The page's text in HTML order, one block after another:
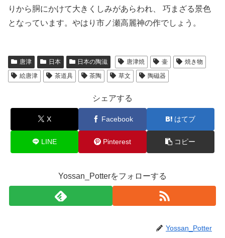
りから胴にかけて大きくしみがあらわれ、 巧まざる景色
となっています。やはり市ノ瀬高麗神の作でしょう。
唐津 日本 日本の陶滋 唐津焼 壷
焼き物
絵唐津
茶道具 茶陶 草文 陶磁器
シェアする
X Facebook はてブ
LINE Pinterest コピー
Yossan_Potterをフォローする
Yossan_Potter